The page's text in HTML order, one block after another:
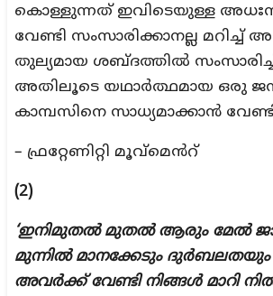
കൊള്ളുന്നത് ഇവിടെയുള്ള
വേണ്ടി സംസാരിക്കാനല്ല മറിച്ച്
തുല്യമായ ശബ്‌ദത്തിൽ
അതിലൂടെ യഥാർത്ഥമായ ഒരു
കാമ്പസിനെ സാധ്യമാക്കാൻ
– ഫ്രറ്റേണിറ്റി മൂവ്മെൻറ്
(2)
‘ഇനിമുതൽ മുതൽ ആരും മേൽ
മുന്നിൽ മാനക്കേടും
അവർക്ക് വേണ്ടി നിങ്ങൾ മാറി